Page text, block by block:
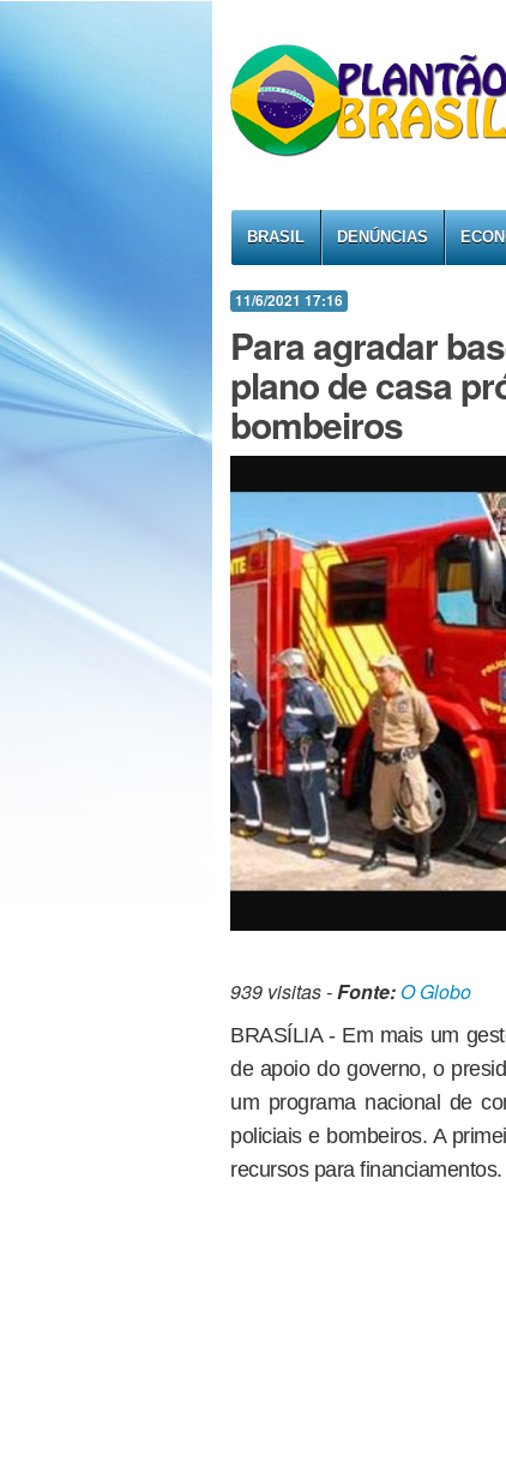
BRASIL DENÚNCIAS
11/6/2021 17:16
Para agradar
plano de casa
bombeiros
939 visitas -Fonte:O Globo
BRASÍLIA - Em mais um
de apoio do governo, o
um programa nacional de
policiais e bombeiros. A
recursos para financiamentos.